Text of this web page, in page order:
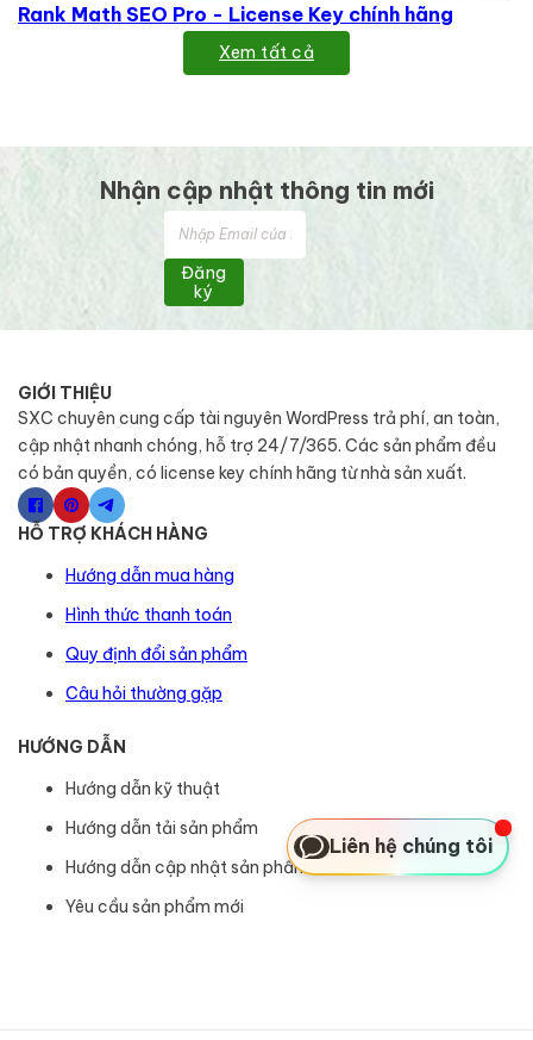
Rank Math SEO Pro - License Key chính hãng
Xem tất cả
Nhận cập nhật thông tin mới
Đăng
ký
GIỚI THIỆU
SXC chuyên cung cấp tài nguyên WordPress trả phí, an toàn,
cập nhật nhanh chóng, hỗ trợ 24/7/365. Các sản phẩm đều
có bản quyền, có license key chính hãng từ nhà sản xuất.
HỖ TRỢ KHÁCH HÀNG
Hướng dẫn mua hàng
Hình thức thanh toán
Quy định đổi sản phẩm
Câu hỏi thường gặp
HƯỚNG DẪN
Hướng dẫn kỹ thuật
Hướng dẫn tải sản phẩm
Hướng dẫn cập nhật sản phẩm
Yêu cầu sản phẩm mới
Liên hệ chúng tôi